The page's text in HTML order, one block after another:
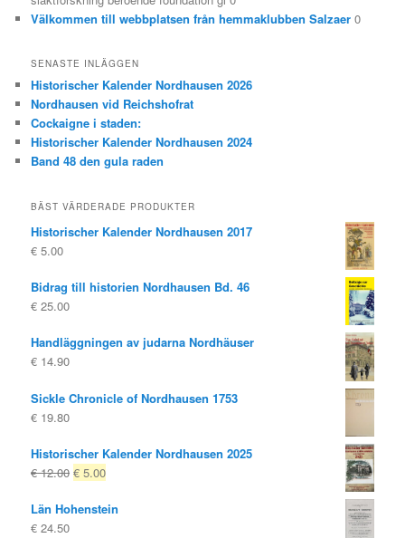
Välkommen till webbplatsen från hemmaklubben Salzaer 0
SENASTE INLÄGGEN
Historischer Kalender Nordhausen 2026
Nordhausen vid Reichshofrat
Cockaigne i staden:
Historischer Kalender Nordhausen 2024
Band 48 den gula raden
BÄST VÄRDERADE PRODUKTER
Historischer Kalender Nordhausen 2017
€ 5.00
Bidrag till historien Nordhausen Bd. 46
€ 25.00
Handläggningen av judarna Nordhäuser
€ 14.90
Sickle Chronicle of Nordhausen 1753
€ 19.80
Historischer Kalender Nordhausen 2025
€12.00 Ursprungligt
var:
€ 5.00Nuvarande
är:
Län Hohenstein
€ 24.50